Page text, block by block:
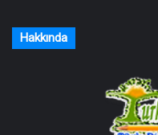
Hakkında